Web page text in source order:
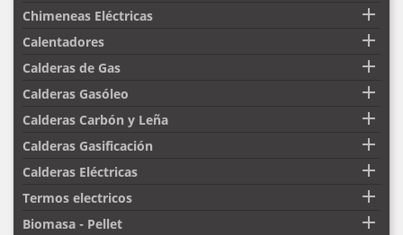
Chimeneas Eléctricas 
Calentadores 
Calderas de Gas 
Calderas Gasóleo 
Calderas Carbón y Leña 
Calderas Gasificación 
Calderas Eléctricas 
Termos electricos 
Biomasa - Pellet 